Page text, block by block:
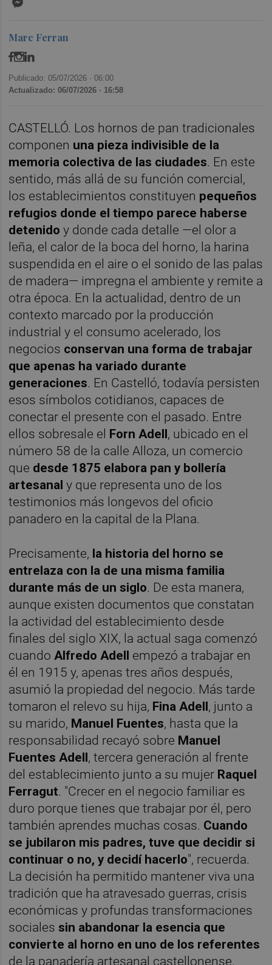
Marc Ferran
Publicado: 05/07/2026 ·06:00
Actualizado: 06/07/2026 · 16:58
CASTELLÓ. Los hornos de pan tradicionales
componen una pieza indivisible de la
memoria colectiva de las ciudades. En este
sentido, más allá de su función comercial,
los establecimientos constituyen pequeños
refugios donde el tiempo parece haberse
detenido y donde cada detalle —el olor a
leña, el calor de la boca del horno, la harina
suspendida en el aire o el sonido de las palas
de madera— impregna el ambiente y remite a
otra época. En la actualidad, dentro de un
contexto marcado por la producción
industrial y el consumo acelerado, los
negocios conservan una forma de trabajar
que apenas ha variado durante
generaciones. En Castelló, todavía persisten
esos símbolos cotidianos, capaces de
conectar el presente con el pasado. Entre
ellos sobresale el Forn Adell, ubicado en el
número 58 de la calle Alloza, un comercio
que desde 1875 elabora pan y bollería
artesanaly que representa uno de los
testimonios más longevos del oficio
panadero en la capital de la Plana.
Precisamente, la historia del horno se
entrelaza con la de una misma familia
durante más de un siglo. De esta manera,
aunque existen documentos que constatan
la actividad del establecimiento desde
finales del siglo XIX, la actual saga comenzó
cuando Alfredo Adell empezó a trabajar en
él en 1915 y, apenas tres años después,
asumió la propiedad del negocio. Más tarde
tomaron el relevo su hija, Fina Adell, junto a
su marido, Manuel Fuentes, hasta que la
responsabilidad recayó sobre Manuel
Fuentes Adell, tercera generación al frente
del establecimiento junto a su mujer Raquel
Ferragut. "Crecer en el negocio familiar es
duro porque tienes que trabajar por él, pero
también aprendes muchas cosas. Cuando
se jubilaron mis padres, tuve que decidir si
continuar o no, y decidí hacerlo", recuerda.
La decisión ha permitido mantener viva una
tradición que ha atravesado guerras, crisis
económicas y profundas transformaciones
socialessin abandonar la esencia que
convierte al horno en uno de los referentes
de la panadería artesanal castellonense.